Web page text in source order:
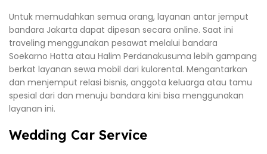
Untuk memudahkan semua orang, layanan antar jemput
bandara Jakarta dapat dipesan secara online. Saat ini
traveling menggunakan pesawat melalui bandara
Soekarno Hatta atau Halim Perdanakusuma lebih gampang
berkat layanan sewa mobil dari kulorental. Mengantarkan
dan menjemput relasi bisnis, anggota keluarga atau tamu
spesial dari dan menuju bandara kini bisa menggunakan
layanan ini.
Wedding Car Service